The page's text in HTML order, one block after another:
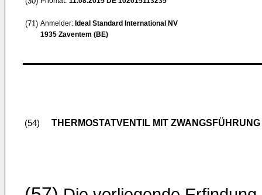
(71) Anmelder: Ideal Standard International NV
1935 Zaventem (BE)
(54) THERMOSTATVENTIL MIT